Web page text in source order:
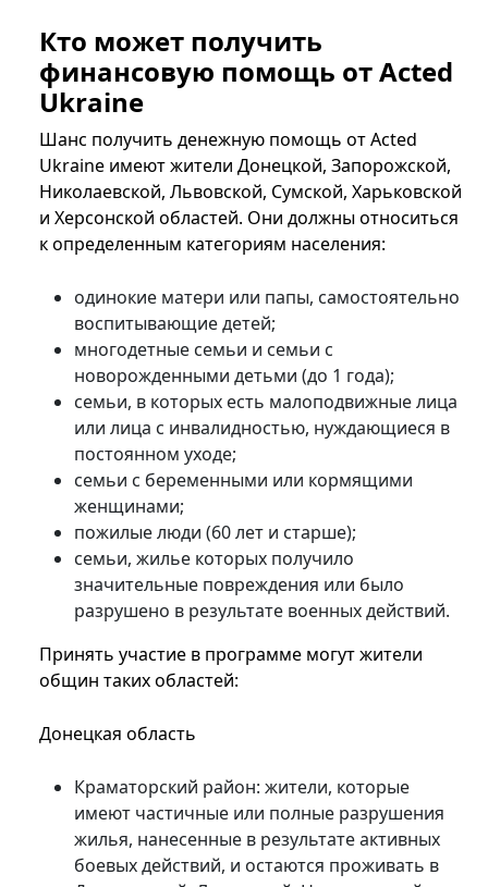
Кто может получить
финансовую помощь от Acted
Ukraine
Шанс получить денежную помощь от Acted
Ukraine имеют жители Донецкой, Запорожской,
Николаевской, Львовской, Сумской, Харьковской
и Херсонской областей. Они должны относиться
к определенным категориям населения:
одинокие матери или папы, самостоятельно
воспитывающие детей;
многодетные семьи и семьи с
новорожденными детьми (до 1 года);
семьи, в которых есть малоподвижные лица
или лица с инвалидностью, нуждающиеся в
постоянном уходе;
семьи с беременными или кормящими
женщинами;
пожилые люди (60 лет и старше);
семьи, жилье которых получило
значительные повреждения или было
разрушено в результате военных действий.
Принять участие в программе могут жители
общин таких областей:
Донецкая область
Краматорский район: жители, которые
имеют частичные или полные разрушения
жилья, нанесенные в результате активных
боевых действий, и остаются проживать в